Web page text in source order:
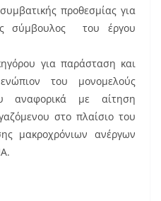
προθεσμίας για
σύμβουλος του έργου
για παράσταση και
του μονομελούς
αναφορικά με αίτηση
στο πλαίσιο του
μακροχρόνιων ανέργων